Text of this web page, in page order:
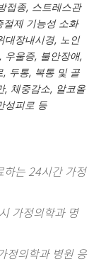
접종, 스트레스관
절제 기능성 소화
대장내시경, 노인
우울증, 불안장애,
, 두통, 복통 및 골
, 체중감소, 알코올
성피로 등
하는 24시간 가정
가정의학과 명
정의학과 병원 응